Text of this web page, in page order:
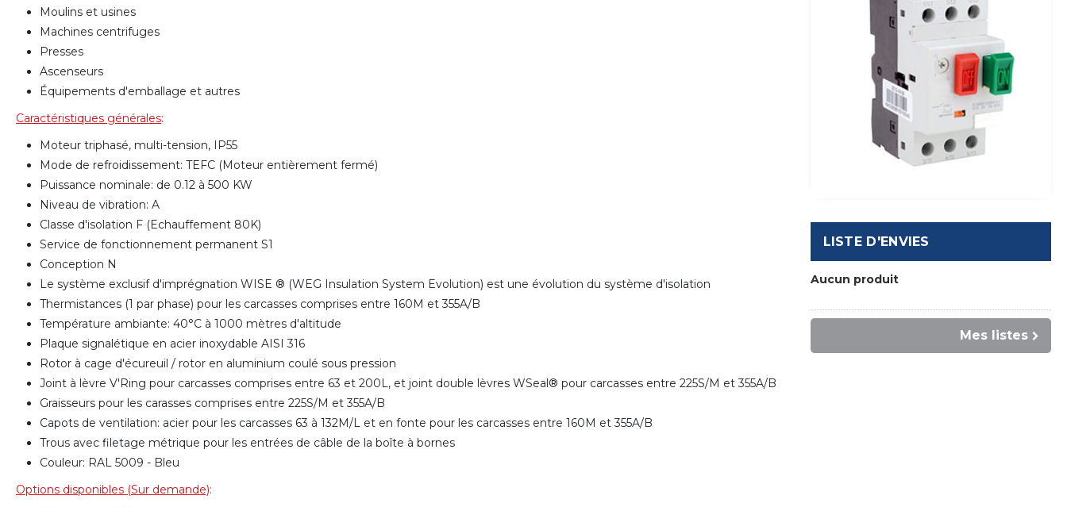
Moulins et usines
Machines centrifuges
Presses
Ascenseurs
Équipements d'emballage et autres
Caractéristiques générales:
Moteur triphasé, multi-tension, IP55
Mode de refroidissement: TEFC (Moteur entièrement fermé)
Puissance nominale: de 0.12 à 500 KW
Niveau de vibration: A
Classe d'isolation F (Echauffement 80K)
Service de fonctionnement permanent S1
Conception N
Le système exclusif d'imprégnation WISE ® (WEG Insulation System Evolution) est une évolution du système d'isolation
Thermistances (1 par phase) pour les carcasses comprises entre 160M et 355A/B
Température ambiante: 40°C à 1000 mètres d'altitude
Plaque signalétique en acier inoxydable AISI 316
Rotor à cage d'écureuil / rotor en aluminium coulé sous pression
Joint à lèvre V'Ring pour carcasses comprises entre 63 et 200L, et joint double lèvres WSeal® pour carcasses entre 225S/M et 355A/B
Graisseurs pour les carasses comprises entre 225S/M et 355A/B
Capots de ventilation: acier pour les carcasses 63 à 132M/L et en fonte pour les carcasses entre 160M et 355A/B
Trous avec filetage métrique pour les entrées de câble de la boîte à bornes
Couleur: RAL 5009 - Bleu
Options disponibles (Sur demande):
LISTE D'ENVIES
Aucun produit
Mes listes